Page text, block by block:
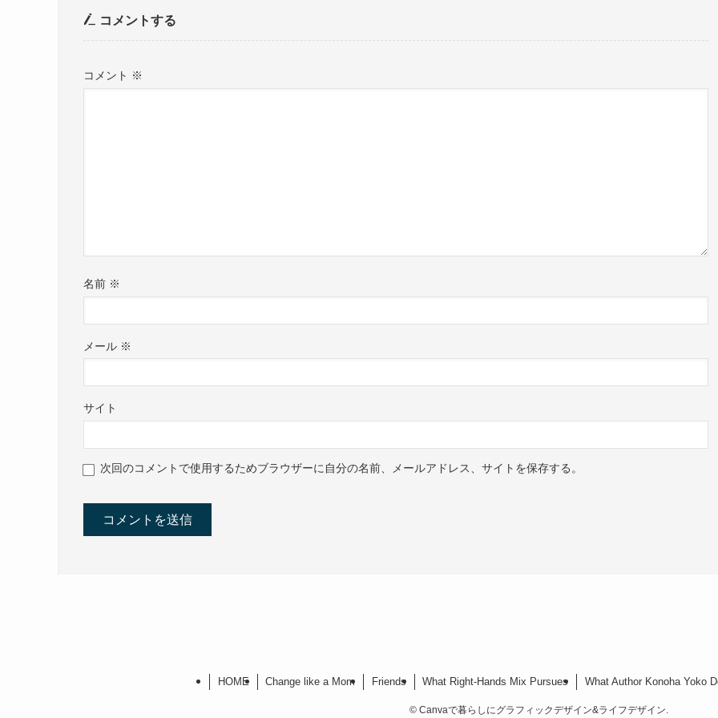
コメントする
コメント ※
名前 ※
メール ※
サイト
次回のコメントで使用するためブラウザーに自分の名前、メールアドレス、サイトを保存する。
HOME Change like a Mom Friends What Right-Hands Mix Pursues What Author Konoha Yoko
©Canvaで暮らしにグラフィックデザイン&ライフデザイン.